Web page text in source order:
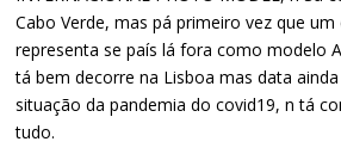
Cabo Verde, mas pá primeiro vez que
representa se país lá fora como modelo
tá bem decorre na Lisboa mas data
situação da pandemia do covid19, n tá
tudo.